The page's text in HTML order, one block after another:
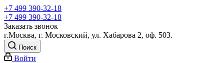
+7 499 390-32-18
+7 499 390-32-18
Заказать звонок
г.Москва, г. Московский, ул. Хабарова 2, оф. 503.
Поиск
Войти